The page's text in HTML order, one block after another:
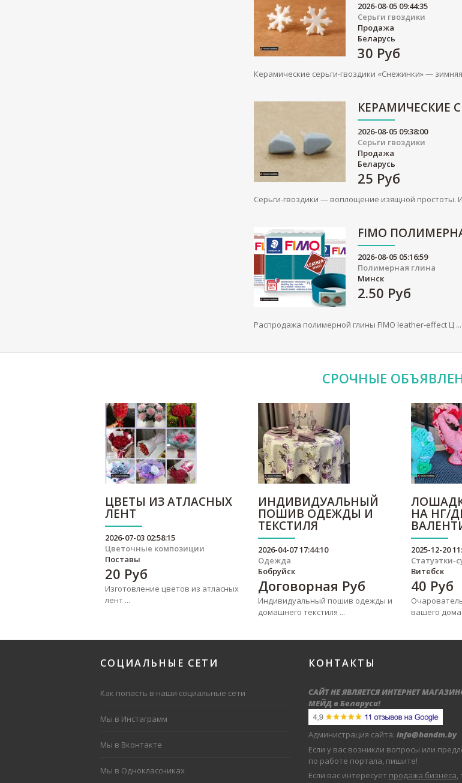
2026-08-05 09:44:35
Серьги гвоздики
Продажа
Беларусь
30 Руб
Керамические серьги-гвоздики «Снежинки» — зимняя
КЕРАМИЧЕСКИЕ
2026-08-05 09:38:00
Серьги гвоздики
Продажа
Беларусь
25 Руб
Серьги-гвоздики — воплощение изящной простоты.
FIMO
2026-08-05 05:16:59
Полимерная глина
Минск
2.50 Руб
Распродажа полимерной глины FIMO leather-effect Ц ...
СРОЧНЫЕ
ЦВЕТЫ ИЗ АТЛАСНЫХ
ЛЕНТ
2026-07-03 02:58:15
Цветочные композиции
Поставы
20 Руб
Изготовление цветов из атласных
лент ...
ИНДИВИДУАЛЬНЫЙ
ПОШИВ ОДЕЖДЫ И
ТЕКСТИЛЯ
2026-04-07 17:44:10
Одежда
Бобруйск
Договорная Руб
Индивидуальный пошив одежды и
домашнего текстиля ...
НА НГ/
2025-12-20
Статуэтки-
Витебск
40 Руб
вашего дома
СОЦИАЛЬНЫЕ СЕТИ
Как попасть в наши социальные сети
Мы в Инстаграмм
Мы в Вконтакте
Мы в Одноклассниках
КОНТАКТЫ
САЙТ НЕ ЯВЛЯЕТСЯ ИНТЕРНЕТ
МЕЙД в Беларуси!
Администрация сайта: info@handm.by
Если у вас возникли вопросы или
по работе портала, пишите!
Если вас интересует продажа бизнеса,